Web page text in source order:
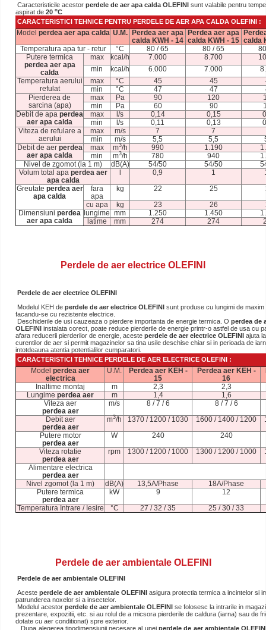
Caracteristicile acestor perdele de aer apa calda OLEFINI sunt valabile pentru
aspirat de 20 oC
CARACTERISTICI TEHNICE PENTRU PERDELE DE AER APA CALDA OLEFINI :
Model perdea aer apa calda U.M. Perdea aer apa
calda KWH - 14
Perdea aer apa
calda KWH - 15 calda
Temperatura apa tur - retur
°C 80 / 65 80 / 65
Putere termica
perdea aer apa
calda
max kcal/h 7.000 8.700
min
kcal/h 6.000 7.000
Temperatura aerului
refulat
max °C 45 45
min
°C 47 47
Pierderea de
sarcina (apa)
max Pa 90 120
min
Pa 60 90
Debit de apa perdea
aer apa calda
max l/s 0,14 0,15
min
l/s 0,11 0,13
Viteza de refulare a
aerului
max m/s 7
7
min
m/s 5,5 5,5
Debit de aerperdea
aer apa calda
max m3/h 990 1.190
min
m3/h 780 940
Nivel de zgomot (la 1 m)
dB(A) 54/50 54/50
Volum total apa perdea aer
apa calda
l 0,9 1
Greutate perdea aer
apa calda
fara
apa
kg 22 25
cu apa
kg 23 26
Dimensiuni perdea
aer apa calda
lungime mm 1.250 1.450
latime
mm 274 274
Perdele de aer electrice OLEFINI
Perdele de aer electrice OLEFINI
Modelul KEH de perdele de aer electrice OLEFINI sunt produse cu lungimi de maxim
facandu-se cu rezistente electrice.
Deschiderile de usi cauzeaza o pierdere importanta de energie termica. O perdea de
OLEFINI instalata corect, poate reduce pierderile de energie printr-o astfel de usa cu
afara reducerii pierderilor de energie, aceste perdele de aer electrice OLEFINI ajuta
curentilor de aer si permit magazinelor sa tina usile deschise chiar si in perioada de
intotdeauna atentia potentialilor cumparatori.
CARACTERISTICI TEHNICE PERDELE DE AER ELECTRICE OLEFINI :
Model perdea aer
electrica
U.M.
Perdea aer KEH -
15
Perdea aer KEH -
16
Inaltime montaj
m 2,3
2,3
Lungime perdea aer m 1,4
1,6
Viteza aer
perdea aer
m/s 8 / 7 / 6
8 / 7 / 6
Debit aer
perdea aer
m3/h 1370 / 1200 / 1030 1600 / 1400 / 1200
Putere motor
perdea aer
W 240
240
Viteza rotatie
perdea aer
rpm 1300 / 1200 / 1000 1300 / 1200 / 1000
Alimentare electrica
perdea aer
Nivel zgomot (la 1 m)
dB(A) 13,5A/Phase
18A/Phase
Putere termica
perdea aer
kW 9
12
Temperatura Intrare / Iesire
°C 27 / 32 / 35 25 / 30 / 33
Perdele de aer ambientale OLEFINI
Perdele de aer ambientale OLEFINI
Aceste perdele de aer ambientale OLEFINI asigura protectia termica a incintelor si
patrunderea noxelor si a insectelor.
Modelul acestor perdele de aer ambientale OLEFINI se folosesc la intrarile in
prezentare, expozitii, etc. si au rolul de a micsora pierderile de caldura (iarna) sau de
dotate cu aer conditionat) spre exterior.
Dupa alegerea tipodimensiunii necesare al uneiperdele de aer ambientale